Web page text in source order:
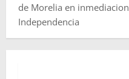
de Morelia en
Independencia